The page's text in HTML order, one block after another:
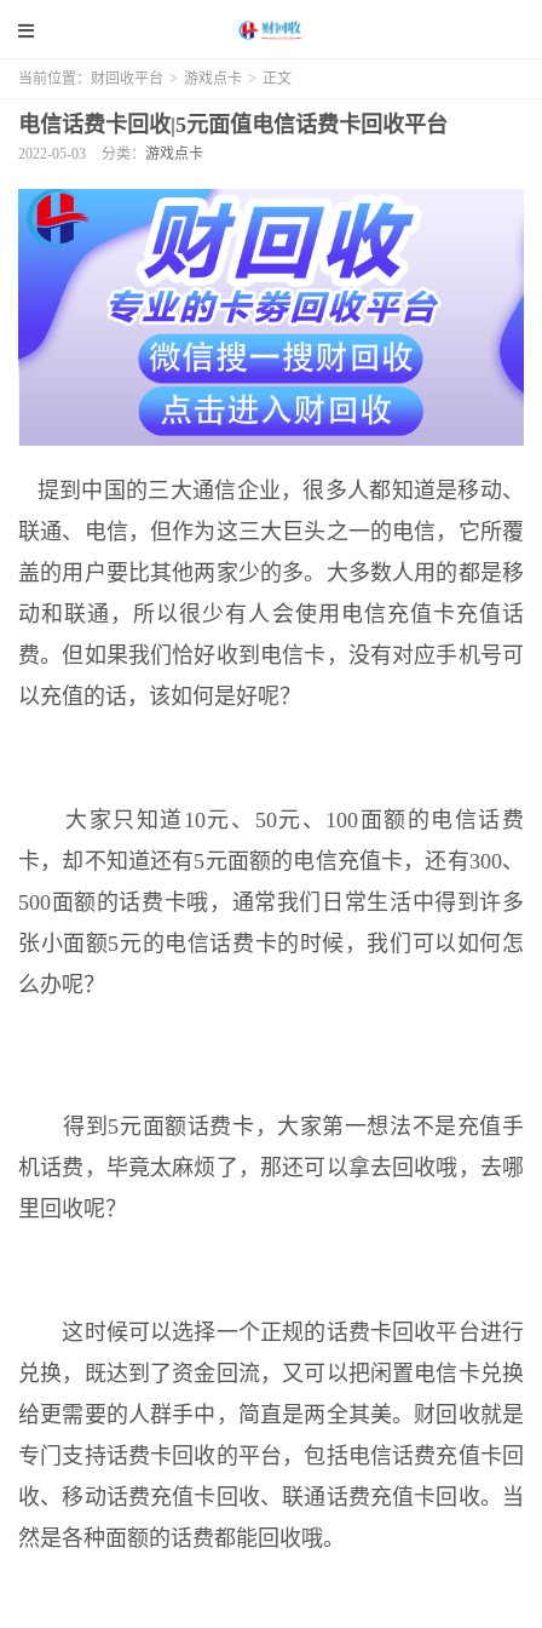
当前位置： 财回收平台 > 游戏点卡 > 正文
电信话费卡回收|5元面值电信话费卡回收平台
2022-05-03 分类： 游戏点卡
提到中国的三大通信企业，很多人都知道是移动、
联通、电信，但作为这三大巨头之一的电信，它所覆
盖的用户要比其他两家少的多。大多数人用的都是移
动和联通，所以很少有人会使用电信充值卡充值话
费。但如果我们恰好收到电信卡，没有对应手机号可
以充值的话，该如何是好呢？
大家只知道10元、50元、100面额的电信话费
卡，却不知道还有5元面额的电信充值卡，还有300、
500面额的话费卡哦，通常我们日常生活中得到许多
张小面额5元的电信话费卡的时候，我们可以如何怎
么办呢？
得到5元面额话费卡，大家第一想法不是充值手
机话费，毕竟太麻烦了，那还可以拿去回收哦，去哪
里回收呢？
这时候可以选择一个正规的话费卡回收平台进行
兑换，既达到了资金回流，又可以把闲置电信卡兑换
给更需要的人群手中，简直是两全其美。财回收就是
专门支持话费卡回收的平台，包括电信话费充值卡回
收、移动话费充值卡回收、联通话费充值卡回收。当
然是各种面额的话费都能回收哦。